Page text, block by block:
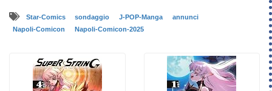
Star-Comics sondaggio J-POP-Manga
annunci
Napoli-Comicon
Napoli-Comicon-2025